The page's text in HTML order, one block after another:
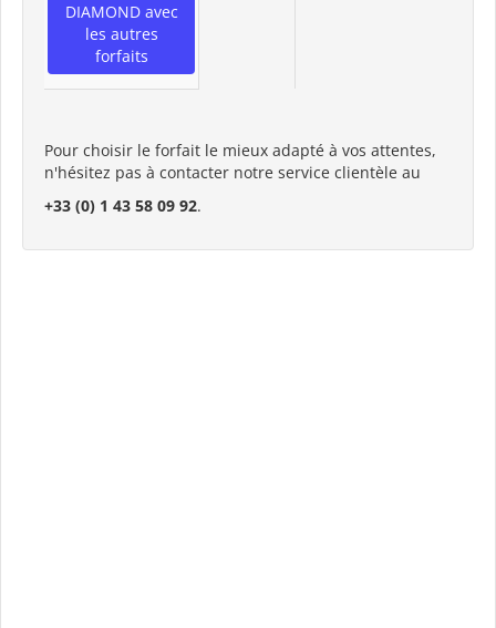
DIAMOND avec
les autres
forfaits
Pour choisir le forfait le mieux adapté à vos attentes,
n'hésitez pas à contacter notre service clientèle au
+33 (0) 1 43 58 09 92.